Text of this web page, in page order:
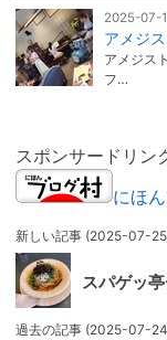
2025-07-
アメジ
アメジス
フ…
スポンサードリン
にほ
新しい記事 (2025-07-
スパゲッ
過去の記事 (2025-07-